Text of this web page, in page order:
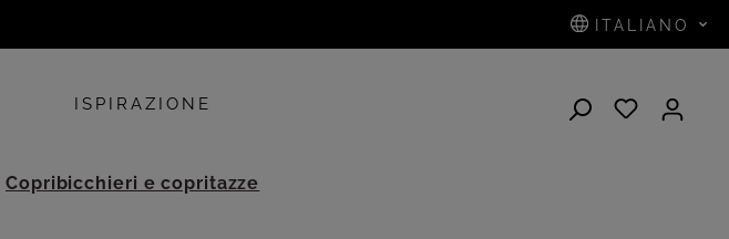
ITALIANO
ISPIRAZIONE
Copribicchieri e copritazze